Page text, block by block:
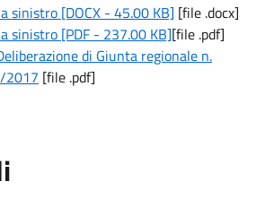
sinistro [DOCX - 45.00 KB] [file .docx]
sinistro [PDF - 237.00 KB][file .pdf]
di Giunta regionale n.
2017 [file .pdf]